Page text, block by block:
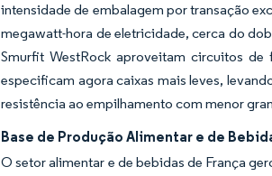
intensidade de embalagem por transação
megawatt-hora de eletricidade, cerca do
Smurfit WestRock aproveitam circuitos
especificam agora caixas mais leves,
resistência ao empilhamento com menor
Base de Produção Alimentar e de
O setor alimentar e de bebidas de França